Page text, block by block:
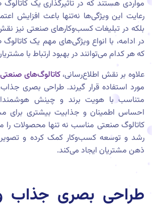
مواردی هستند که در تأثیرگذاری یک
رعایت این ویژگی‌ها نه‌تنها باعث افزایش
بلکه در تبلیغات کسب‌وکارهای صنعتی نیز
در ادامه، با انواع ویژگی‌های مهم یک
که هر کدام می‌توانند در بهبود ارتباط با
علاوه بر نقش اطلاع‌رسانی،کاتالوگ‌های
مورد استفاده قرار گیرند. طراحی بصری
متناسب با هویت برند و چینش
احساس اطمینان و جذابیت بیشتری برای
کاتالوگ صنعتی مناسب نه تنها محصولات را
رشد و توسعه کسب‌وکار کمک کرده و
ذهن مشتریان ایجاد می‌کند.
طراحی بصری جذاب